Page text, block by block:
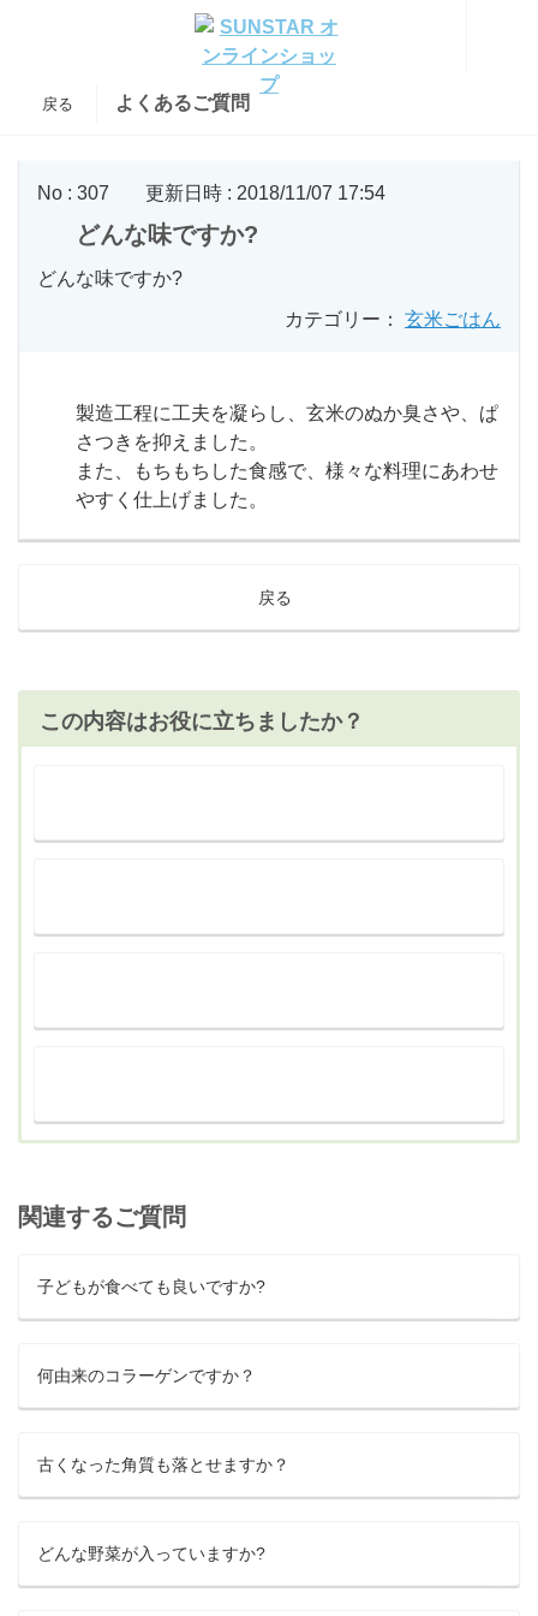
戻る よくあるご質問
No : 307 更新日時 : 2018/11/07 17:54
どんな味ですか?
どんな味ですか?
カテゴリー：
玄米ごはん
製造工程に工夫を凝らし、玄米のぬか臭さや、ぱ
さつきを抑えました。
また、もちもちした食感で、様々な料理にあわせ
やすく仕上げました。
戻る
この内容はお役に立ちましたか？
関連するご質問
子どもが食べても良いですか?
何由来のコラーゲンですか？
古くなった角質も落とせますか？
どんな野菜が入っていますか?